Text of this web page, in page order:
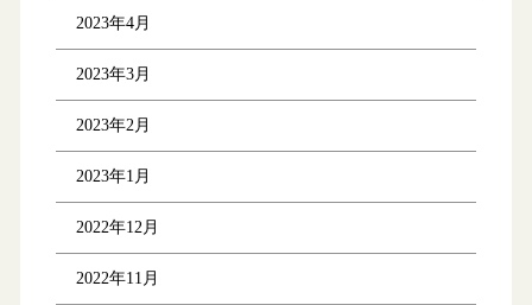
2023年4月
2023年3月
2023年2月
2023年1月
2022年12月
2022年11月